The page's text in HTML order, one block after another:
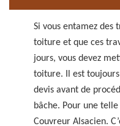
Si vous entamez des
toiture et que ces
jours, vous devez
toiture. Il est
devis avant de
bâche. Pour une
Couvreur Alsacien.